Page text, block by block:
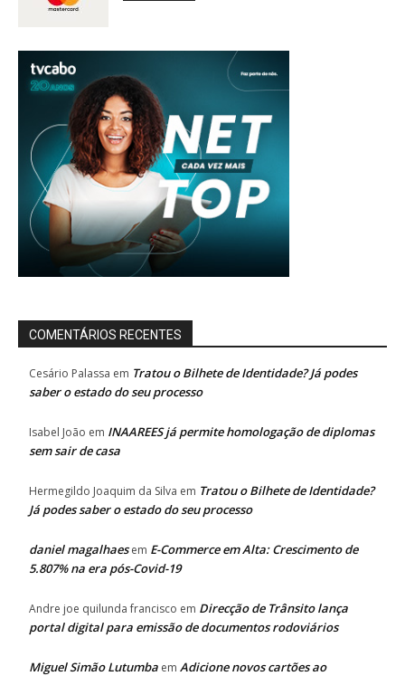
COMENTÁRIOS RECENTES
Cesário Palassa em Tratou o Bilhete de Identidade? Já podes
saber o estado do seu processo
Isabel João em INAAREES já permite homologação de diplomas
sem sair de casa
Hermegildo Joaquim da Silva em Tratou o Bilhete de Identidade?
Já podes saber o estado do seu processo
daniel magalhaesem E-Commerce em Alta: Crescimento de
5.807% na era pós-Covid-19
Andre joe quilunda francisco em Direcção de Trânsito lança
portal digital para emissão de documentos rodoviários
Miguel Simão Lutumba em Adicione novos cartões ao